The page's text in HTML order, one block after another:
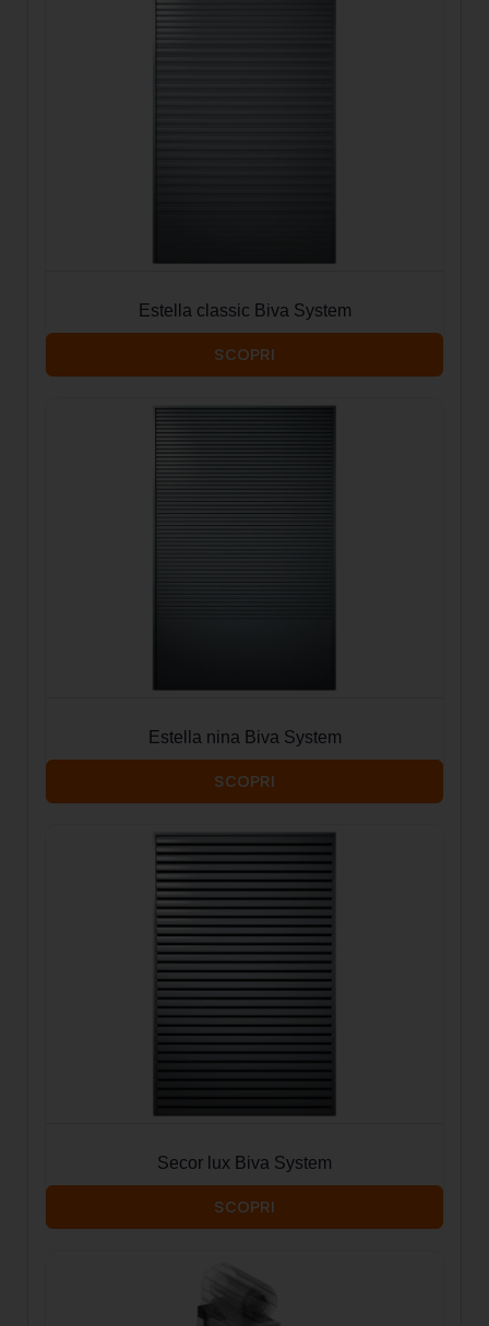
Estella classic Biva System
SCOPRI
Estella nina Biva System
SCOPRI
Secor lux Biva System
SCOPRI